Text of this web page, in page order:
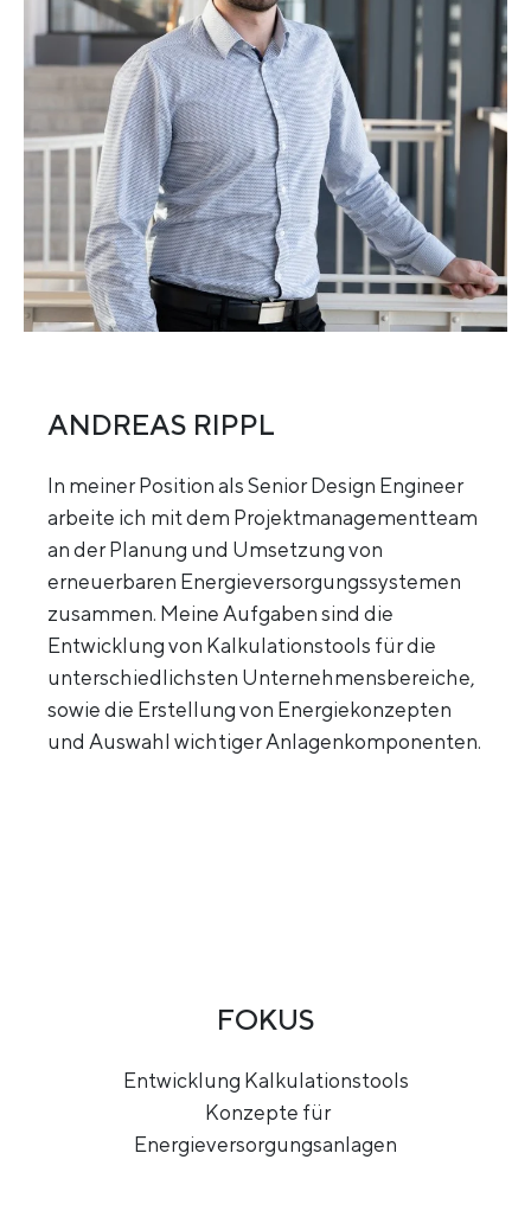
ANDREAS RIPPL
In meiner Position als Senior Design Engineer
arbeite ich mit dem Projektmanagementteam
an der Planung und Umsetzung von
erneuerbaren Energieversorgungssystemen
zusammen. Meine Aufgaben sind die
Entwicklung von Kalkulationstools für die
unterschiedlichsten Unternehmensbereiche,
sowie die Erstellung von Energiekonzepten
und Auswahl wichtiger Anlagenkomponenten.
FOKUS
Entwicklung Kalkulationstools
Konzepte für
Energieversorgungsanlagen